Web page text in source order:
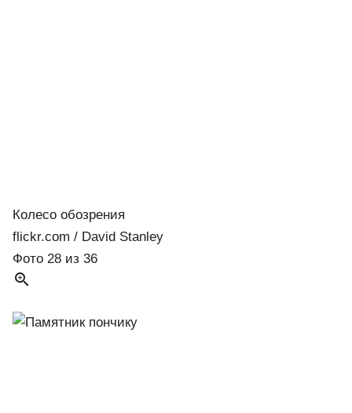
Колесо обозрения
flickr.com / David Stanley
Фото 28 из 36
